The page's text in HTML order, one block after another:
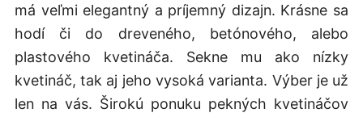
má veľmi elegantný a príjemný dizajn. Krásne sa
hodí či do dreveného, betónového, alebo
plastového kvetináča. Sekne mu ako nízky
kvetináč, tak aj jeho vysoká varianta. Výber je už
len na vás. Širokú ponuku pekných kvetináčov